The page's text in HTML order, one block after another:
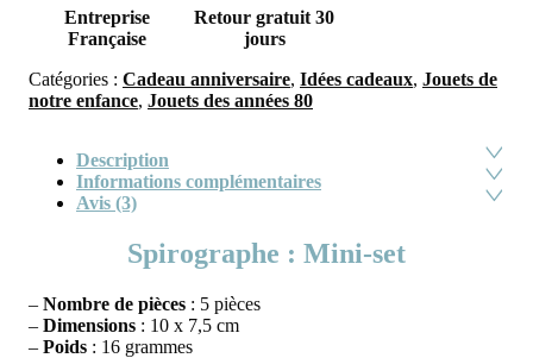
Entreprise
Française
Retour gratuit 30
jours
Catégories : Cadeau anniversaire, Idées cadeaux, Jouets de
notre enfance, Jouets des années 80
Description
Informations complémentaires
Avis (3)
Spirographe : Mini-set
– Nombre de pièces : 5 pièces
– Dimensions : 10 x 7,5 cm
– Poids : 16 grammes